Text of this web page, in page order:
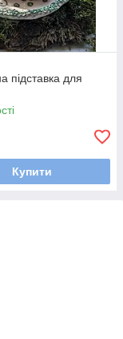
підставка для
Купити